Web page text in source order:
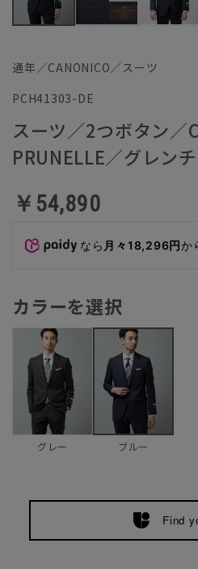
通年／CANONICO／スーツ
PCH41303-DE
スーツ／2つボタン／
PRUNELLE／グレン
￥54,890
なら 月々18,296円か
カラーを選択
グレー ブルー
Find